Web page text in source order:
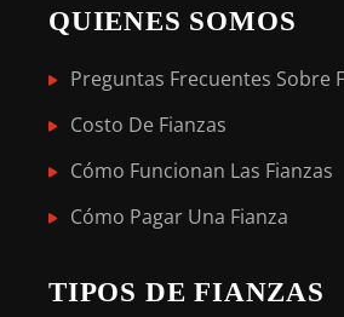
QUIENES SOMOS
Preguntas Frecuentes Sobre
Costo De Fianzas
Cómo Funcionan Las Fianzas
Cómo Pagar Una Fianza
TIPOS DE FIANZAS